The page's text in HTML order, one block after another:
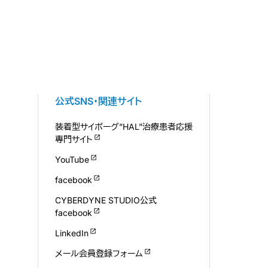
公式SNS・関連サイト
装着型サイボーグ”HAL”治療患者応援
専門サイト
YouTube
facebook
CYBERDYNE STUDIO公式
facebook
LinkedIn
メール会員登録フォーム